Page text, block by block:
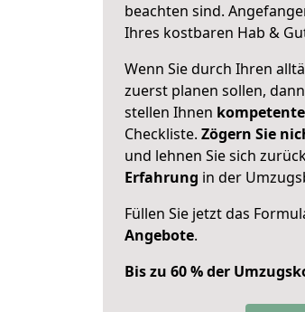
beachten sind.
Ihres kostbaren Hab &
Wenn Sie durch Ihren
zuerst planen sollen,
stellen Ihnen
Checkliste. Zögern Sie
und lehnen Sie sich
Erfahrung in der
Füllen Sie jetzt das
Angebote.
Bis zu 60 % der